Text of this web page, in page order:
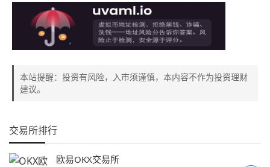
本站提醒：投资有风险，入市须谨慎，本内容不作为投资理财
建议。
交易所排行
欧易OKX交易所